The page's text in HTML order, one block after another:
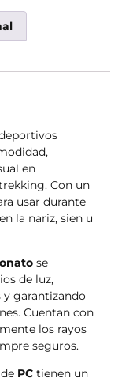
en
Con un
usar durante
la nariz, sien u
se
de luz,
garantizando
Cuentan con
los rayos
seguros.
PC tienen un